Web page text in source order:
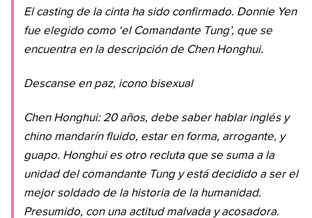
El casting de la cinta ha sido confirmado. Donnie Yen
fue elegido como ‘el Comandante Tung’, que se
encuentra en la descripción de Chen Honghui.
Descanse en paz, icono bisexual
Chen Honghui: 20 años, debe saber hablar inglés y
chino mandarín fluido, estar en forma, arrogante, y
guapo. Honghui es otro recluta que se suma a la
unidad del comandante Tung y está decidido a ser el
mejor soldado de la historia de la humanidad.
Presumido, con una actitud malvada y acosadora.